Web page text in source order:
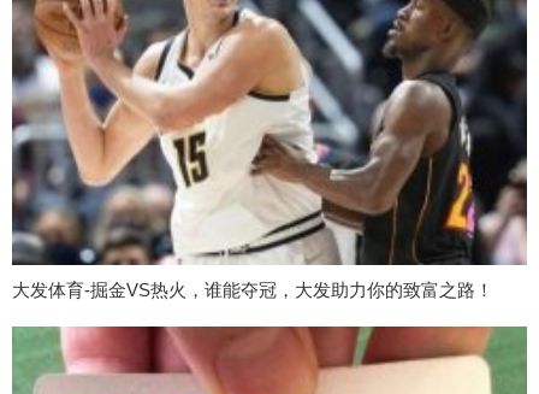
大发体育-掘金VS热火，谁能夺冠，大发助力你的致富之路！